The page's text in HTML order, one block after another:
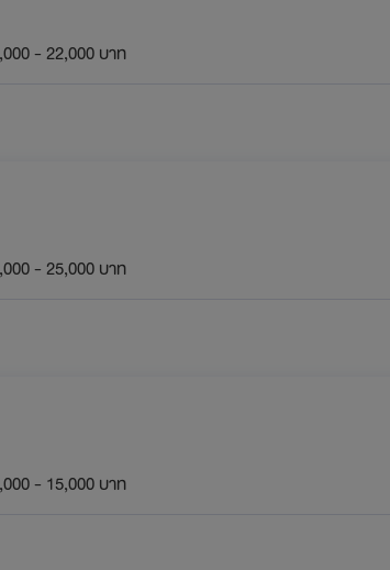
- 22,000 บาท
- 25,000 บาท
- 15,000 บาท